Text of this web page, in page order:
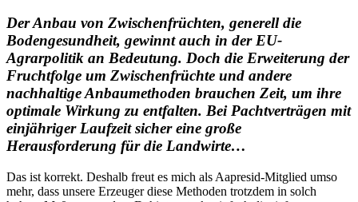
Der Anbau von Zwischenfrüchten, generell die
Bodengesundheit, gewinnt auch in der EU-
Agrarpolitik an Bedeutung. Doch die Erweiterung der
Fruchtfolge um Zwischenfrüchte und andere
nachhaltige Anbaumethoden brauchen Zeit, um ihre
optimale Wirkung zu entfalten. Bei Pachtverträgen mit
einjähriger Laufzeit sicher eine große
Herausforderung für die Landwirte…
Das ist korrekt. Deshalb freut es mich als Aapresid-Mitglied umso
mehr, dass unsere Erzeuger diese Methoden trotzdem in solch